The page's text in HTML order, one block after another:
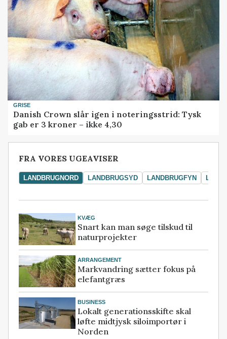
GRISE
Danish Crown slår igen i noteringsstrid: Tysk
gab er 3 kroner – ikke 4,30
FRA VORES UGEAVISER
LANDBRUGNORD LANDBRUGSYD LANDBRUGFYN
KVÆG
Snart kan man søge tilskud til
naturprojekter
ARRANGEMENT
Markvandring sætter fokus på
elefantgræs
BUSINESS
Lokalt generationsskifte skal
løfte midtjysk siloimportør i
Norden